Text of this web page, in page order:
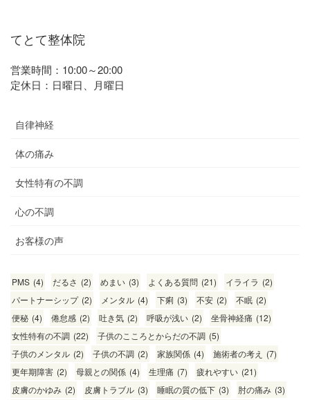
てとて整体院
営業時間：10:00～20:00
定休日：日曜日、月曜日
自律神経
体の痛み
女性特有の不調
心の不調
お客様の声
PMS (4) だるさ (2) めまい (3) よくある質問 (21) イライラ (2)
パートナーシップ (2) メンタル (4) 下痢 (3) 不安 (2) 不眠 (2)
便秘 (4) 倦怠感 (2) 吐き気 (2) 呼吸が浅い (2) 坐骨神経痛 (12)
女性特有の不調 (22) 子供のこころとからだの不調 (5)
子供のメンタル (2) 子供の不調 (2) 家族関係 (4) 施術者の考え (7)
更年期障害 (2) 母親との関係 (4) 生理痛 (7) 疲れやすい (21)
皮膚のかゆみ (2) 皮膚トラブル (3) 睡眠の質の低下 (3) 肘の痛み (3)